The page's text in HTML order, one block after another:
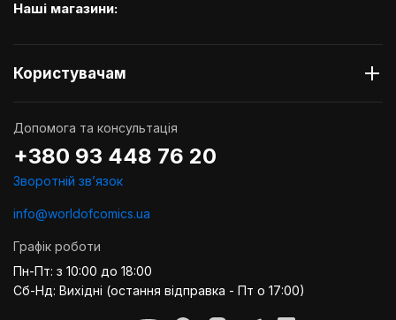
Наші магазини:
Користувачам
Допомога та консультація
+380 93 448 76 20
Зворотній звʼязок
info@worldofcomics.ua
Графік роботи
Пн-Пт: з 10:00 до 18:00
Сб-Нд: Вихідні (остання відправка - Пт о 17:00)